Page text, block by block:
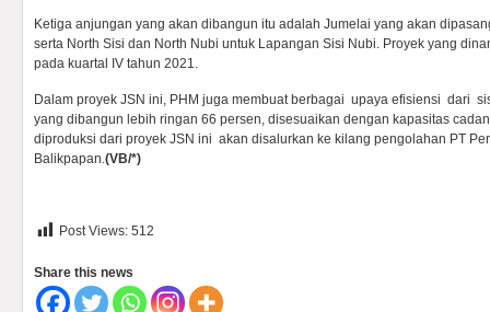
Ketiga anjungan yang akan dibangun itu adalah Jumelai yang akan
serta North Sisi dan North Nubi untuk Lapangan Sisi Nubi. Proyek yang
pada kuartal IV tahun 2021.
Dalam proyek JSN ini, PHM juga membuat berbagai upaya efisiensi dari
yang dibangun lebih ringan 66 persen, disesuaikan dengan kapasitas
diproduksi dari proyek JSN ini akan disalurkan ke kilang pengolahan PT
Balikpapan.(VB/*)
Post Views: 512
Share this news